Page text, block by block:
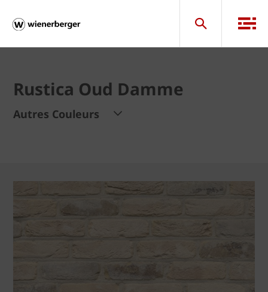
Rustica Oud Damme
Autres Couleurs